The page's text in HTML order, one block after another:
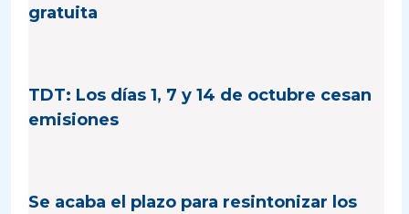
gratuita
TDT: Los días 1, 7 y 14 de octubre cesan
emisiones
Se acaba el plazo para resintonizar los